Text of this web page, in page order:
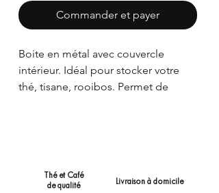
Commander et payer
Boite en métal avec couvercle
intérieur. Idéal pour stocker votre
thé, tisane, rooibos. Permet de
Possibilité de personnaliser la boite
avec une photo, un message, une
Thé et Café
de qualité
Livraison à domicile